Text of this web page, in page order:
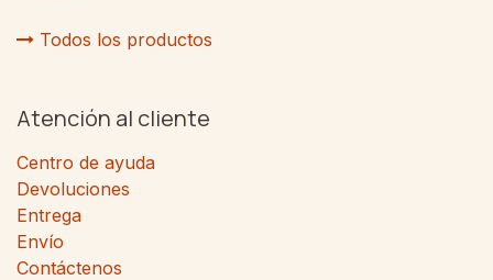
Todos los productos
Atención al cliente
Centro de ayuda
Devoluciones
Entrega
Envío
Contáctenos